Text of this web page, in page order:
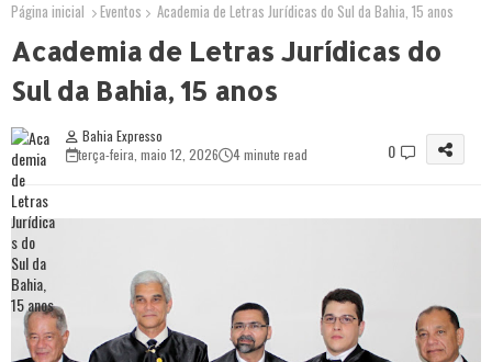
Página inicial Eventos Academia de Letras Jurídicas do Sul da Bahia, 15 anos
Academia de Letras Jurídicas do
Sul da Bahia, 15 anos
Bahia Expresso
terça-feira, maio 12, 2026
4 minute read 0